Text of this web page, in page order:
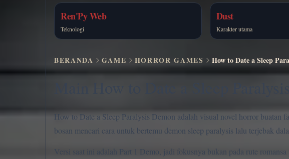
Ren'Py Web
Teknologi
Dust
Karakter utama
BERANDA GAME HORROR GAMES How to Date a Sleep
How to Date a Sleep Paralysis Demon adalah visual novel horror
bosan mencari cara untuk bertemu demon sleep paralysis lalu terjebak
Versi saat ini adalah Part 1 Demo, jadi fokusnya bukan pada rute